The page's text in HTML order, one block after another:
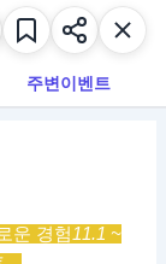
주변이벤트
운 경험11.1 ~